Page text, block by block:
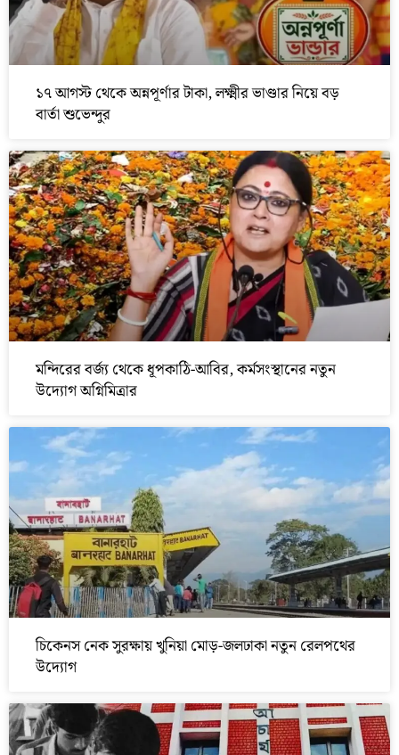
১৭ আগস্ট থেকে অন্নপূর্ণার টাকা, লক্ষ্মীর ভাণ্ডার নিয়ে বড়
বার্তা শুভেন্দুর
মন্দিরের বর্জ্য থেকে ধূপকাঠি-আবির, কর্মসংস্থানের নতুন
উদ্যোগ অগ্নিমিত্রার
চিকেনস নেক সুরক্ষায় খুনিয়া মোড়-জলঢাকা নতুন রেলপথের
উদ্যোগ